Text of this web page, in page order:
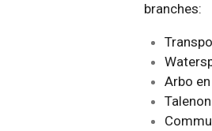
branches:
Arbo